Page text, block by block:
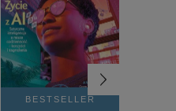
BESTSELLER